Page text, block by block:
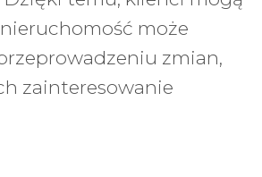
może
zmian,
zainteresowanie